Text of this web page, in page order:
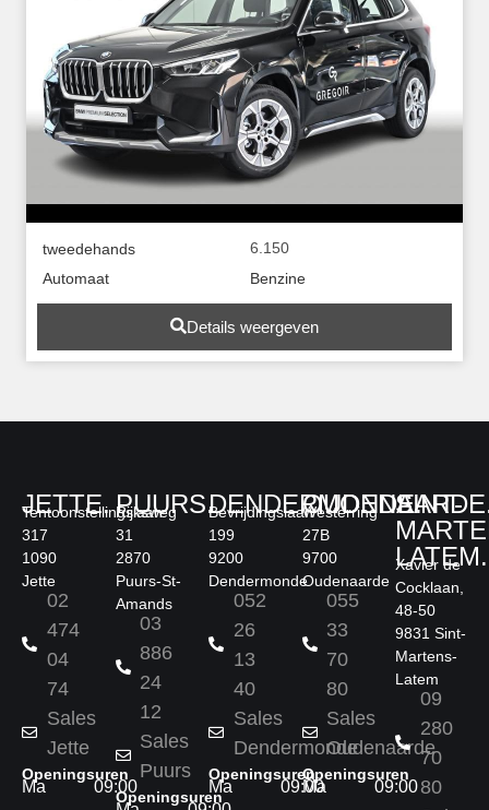
tweedehands
6.150
Automaat
Benzine
Details weergeven
JETTE.
Tentoonstellingslaan
317
1090
Jette
02
474
04
74
Sales
Jette
Openingsuren
Ma
09:00
PUURS.
Rijksweg
31
2870
Puurs-St-
Amands
03
886
24
12
Sales
Puurs
Openingsuren
DENDERMONDE.
Bevrijdingslaan
199
9200
Dendermonde
052
26
13
40
Sales
Dendermonde
Openingsuren
Ma
09:00
Westerring
27B
9700
Oudenaarde
055
33
70
80
Sales
Oudenaarde
Openingsuren
Ma
09:00
SINT-
LATEM.
Xavier de
Cocklaan,
48-50
9831 Sint-
Martens-
Latem
09
280
70
80